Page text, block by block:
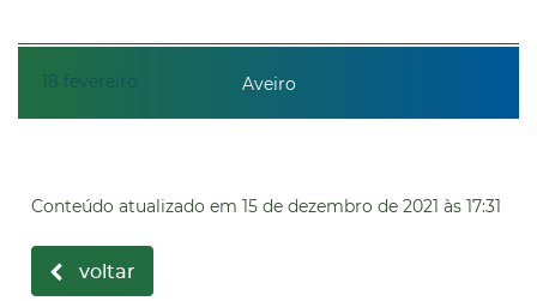
18 fevereiro Aveiro
Conteúdo atualizado em 15 de dezembro de 2021 às 17:31
voltar